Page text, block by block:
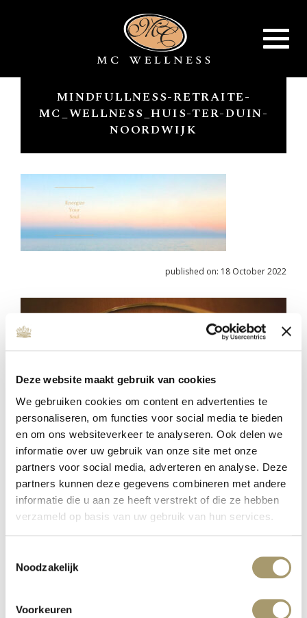
Deze website maakt gebruik van cookies
We gebruiken cookies om content en advertenties te
personaliseren, om functies voor social media te bieden
en om ons websiteverkeer te analyseren. Ook delen we
informatie over uw gebruik van onze site met onze
partners voor social media, adverteren en analyse. Deze
partners kunnen deze gegevens combineren met andere
informatie die u aan ze heeft verstrekt of die ze hebben
verzameld op basis van uw gebruik van hun services.
Noodzakelijk
Voorkeuren
Toggle
MINDFULLNESS-RETRAITE-
MC_WELLNESS_HUIS-TER-DUIN-
NOORDWIJK
published on: 18 October 2022
MC WELLNESS INVESTS IN QUALITY
published on: 16 January 2020
read more